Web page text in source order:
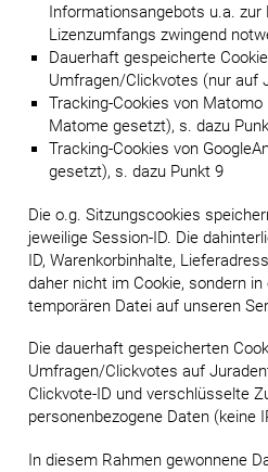
Informationsangebots u.a.
Lizenzumfangs zwingend
Dauerhaft gespeicherte
Umfragen/Clickvotes (nur auf
Tracking-Cookies von Matomo
Matome gesetzt), s. dazu
Tracking-Cookies von
gesetzt), s. dazu Punkt 9
Die o.g. Sitzungscookies
jeweilige Session-ID. Die
ID, Warenkorbinhalte,
daher nicht im Cookie, sondern
temporären Datei auf unseren
Die dauerhaft gespeicherten
Umfragen/Clickvotes auf
Clickvote-ID und verschlüsselte
personenbezogene Daten (keine
In diesem Rahmen gewonnene